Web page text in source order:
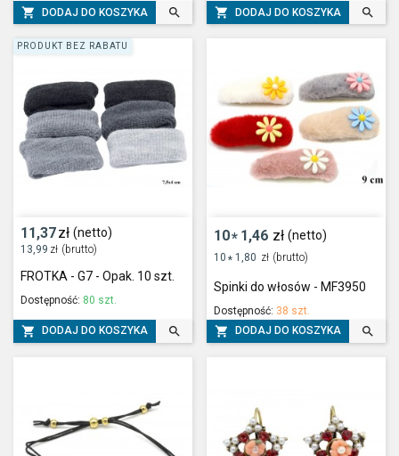
 DODAJ DO KOSZYKA   DODAJ DO KOSZYKA 
11,37zł (netto)
13,99 zł (brutto)
FROTKA - G7 - Opak. 10 szt.
Dostępność: 80 szt.
 DODAJ DO KOSZYKA 
PRODUKT BEZ RABATU
10* 1,46 zł (netto)
10 * 1,80 zł (brutto)
Spinki do włosów - MF3950
Dostępność: 38 szt.
 DODAJ DO KOSZYKA 